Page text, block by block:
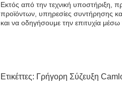
Εκτός από την τεχνική υποστήριξη,
προϊόντων, υπηρεσίες συντήρησης
και να οδηγήσουμε την επιτυχία
Ετικέττες: Γρήγορη Σύζευξη